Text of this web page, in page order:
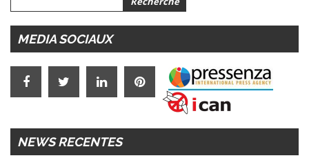
MEDIA SOCIAUX
NEWS RECENTES